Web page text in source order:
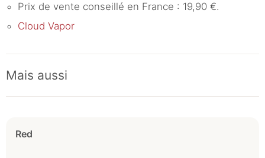
Prix de vente conseillé en France : 19,90 €.
Cloud Vapor
Mais aussi
Red